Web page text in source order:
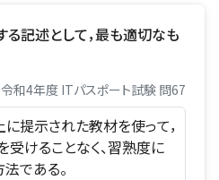
る記述として，最も適切なも
令和4年度 ITパスポート試験 問67
に提示された教材を使って，
けることなく、習熟度に
である。